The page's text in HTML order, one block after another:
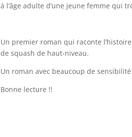
à l’âge adulte d’une jeune femme qui
Un premier roman qui raconte
de squash de haut-niveau.
Un roman avec beaucoup de
Bonne lecture !!